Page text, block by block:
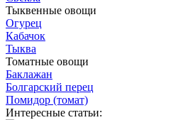
Тыквенные овощи
Огурец
Кабачок
Тыква
Томатные овощи
Баклажан
Болгарский перец
Помидор (томат)
Интересные статьи: